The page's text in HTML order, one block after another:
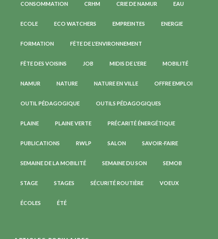
CONSOMMATION CRHM CRIE DE NAMUR EAU
ECOLE ECO WATCHERS EMPREINTES ENERGIE
FORMATION FÊTE DE L'ENVIRONNEMENT
FÊTE DES VOISINS JOB MIDIS DE L'ERE MOBILITÉ
NAMUR NATURE NATURE EN VILLE OFFRE EMPLOI
OUTIL PÉDAGOGIQUE OUTILS PÉDAGOGIQUES
PLAINE PLAINE VERTE PRÉCARITÉ ÉNERGÉTIQUE
PUBLICATIONS RWLP SALON SAVOIR-FAIRE
SEMAINE DE LA MOBILITÉ SEMAINE DU SON SEMOB
STAGE STAGES SÉCURITÉ ROUTIÈRE VOEUX
ÉCOLES ÉTÉ